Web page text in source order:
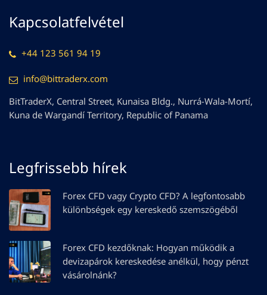
Kapcsolatfelvétel
+44 123 561 94 19
info@bittraderx.com
BitTraderX, Central Street, Kunaisa Bldg., Nurrá-Wala-Mortí,
Kuna de Wargandí Territory, Republic of Panama
Legfrissebb hírek
Forex CFD vagy Crypto CFD? A legfontosabb
különbségek egy kereskedő szemszögéből
Forex CFD kezdőknak: Hogyan működik a
devizapárok kereskedése anélkül, hogy pénzt
vásárolnánk?